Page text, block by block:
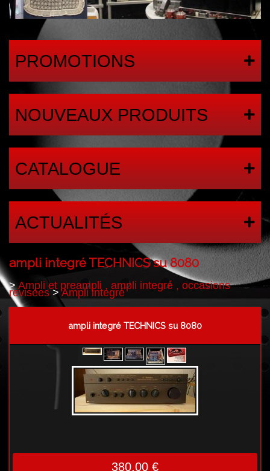
PROMOTIONS
NOUVEAUX PRODUITS
CATALOGUE
ACTUALITÉS
ampli integré TECHNICS su 8080
>Ampli et preampli , ampli integré , occasions
revisées>Ampli integré
ampli integré TECHNICS su 8080
380,00 €